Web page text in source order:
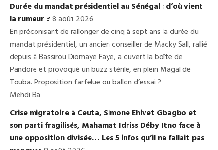
Durée du mandat présidentiel au Sénégal : d’où vient
la rumeur ?8 août 2026
En préconisant de rallonger de cinq à sept ans la durée du
mandat présidentiel, un ancien conseiller de Macky Sall, rallié
depuis à Bassirou Diomaye Faye, a ouvert la boîte de
Pandore et provoqué un buzz stérile, en plein Magal de
Touba. Proposition farfelue ou ballon d’essai ?
Mehdi Ba
Crise migratoire à Ceuta, Simone Ehivet Gbagbo et
son parti fragilisés, Mahamat Idriss Déby Itno face à
une opposition divisée… Les 5 infos qu’il ne fallait pas